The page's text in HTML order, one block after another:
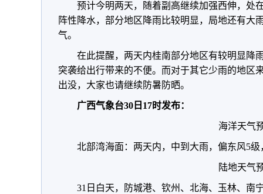
预计今明两天，随着副高继续加强西伸，处
阵性降水，部分地区降雨比较明显，局地还有大
气。
在此提醒，两天内桂南部分地区有较明显降
突袭给出行带来的不便。而对于其它少雨的地区
出没，大家也请继续防暑防晒。
广西气象台30日17时发布：
海洋天气
北部湾海面：两天内，中到大雨，偏东风5
陆地天气
31日白天，防城港、钦州、北海、玉林、南